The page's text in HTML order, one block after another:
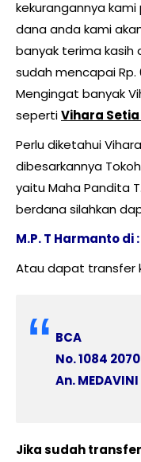
kekurangannya
dana anda kami
banyak terima kasih
sudah mencapai Rp.
Mengingat banyak
sepertiVihara
Perlu diketahui
dibesarkannya
yaitu Maha Pandita
berdana silahkan
M.P. T Harmanto di :
Atau dapat transfer
BCA
No. 1084 2070
An. MEDAVINI
Jika sudah transfer